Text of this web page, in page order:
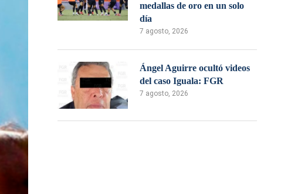
medallas de oro en un solo
día
7 agosto, 2026
Ángel Aguirre ocultó videos
del caso Iguala: FGR
7 agosto, 2026